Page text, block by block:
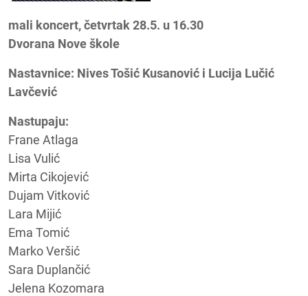
mali koncert, četvrtak 28.5. u 16.30
Dvorana Nove škole
Nastavnice: Nives Tošić Kusanović i Lucija Lučić
Lavčević
Nastupaju:
Frane Atlaga
Lisa Vulić
Mirta Cikojević
Dujam Vitković
Lara Mijić
Ema Tomić
Marko Veršić
Sara Duplančić
Jelena Kozomara